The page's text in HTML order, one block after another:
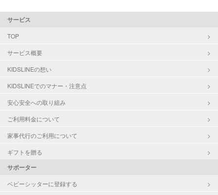
サービス
TOP
サービス概要
KIDSLINEの想い
KIDSLINEでのマナー・注意点
安心安全への取り組み
ご利用料金について
家事代行のご利用について
ギフトを贈る
サポーター
ベビーシッターに登録する